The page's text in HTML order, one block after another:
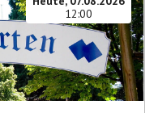
12:00